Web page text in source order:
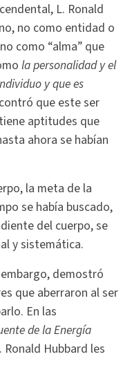
L. Ronald
no como entidad o
como “alma” que
la personalidad y el
y que es
que este ser
aptitudes que
ahora se habían
la meta de la
se había buscado,
del cuerpo, se
y sistemática.
demostró
que aberraron al ser
En las
de la Energía
Ronald Hubbard les